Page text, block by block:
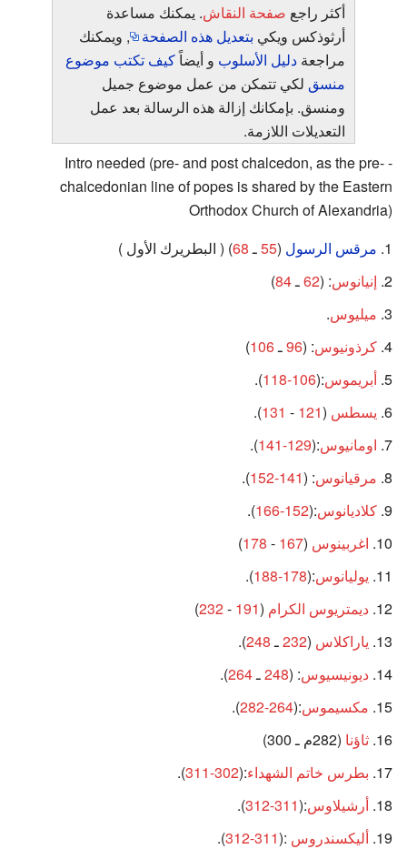
أكثر راجع صفحة النقاش. يمكنك مساعدة
أرثوذكس ويكي بتعديل هذه الصفحة
, ويمكنك
مراجعة دليل الأسلوب و أيضاًكيف تكتب موضوع
منسق لكي تتمكن من عمل موضوع جميل
ومنسق. بإمكانك إزالة هذه الرسالة بعد عمل
التعديلات اللازمة.
- Intro needed (pre- and post chalcedon, as the pre-
chalcedonian line of popes is shared by the Eastern
Orthodox Church of Alexandria)
مرقس الرسول (
55ـ 68) ( البطريرك الأول )
إنيانوس: (
62ـ84
)
ميليوس.
كرذونيوس: (
96ـ106
)
أبريموس:(
106-118
).
يسطس (
121
-
131
).
اومانيوس:(
129-141
).
مرقيانوس: (
141-152
).
كلاديانوس:(
152-166
).
اغربينوس (
167
-
178
)
يوليانوس:(
178-188
).
ديمتريوس الكرام (
191
-
232
)
ياراكلاس (
232ـ 248
).
ديونيسيوس: (
248ـ264
).
مكسيموس:(
264-282
).
ثاؤنا (282م ـ 300)
بطرس خاتم الشهداء:(
302-311
).
أرشيلاوس:(
311-312
).
أليكسندروس :(
311-312
).